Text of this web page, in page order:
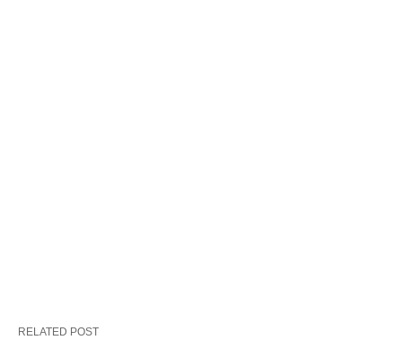
RELATED POST